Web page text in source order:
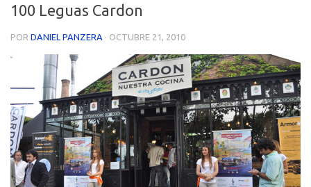
100 Leguas Cardon
POR DANIEL PANZERA · OCTUBRE 21, 2010